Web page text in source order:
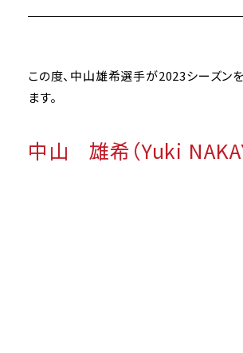
この度、中山雄希選手が2023シーズン
ます。
中山 雄希（Yuki